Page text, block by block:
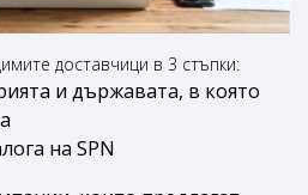
доставчици в 3 стъпки:
и държавата, в която
на SPN